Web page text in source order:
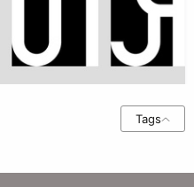
Tags